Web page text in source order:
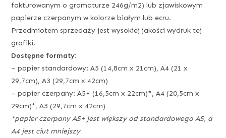
fakturowanym o gramaturze 246g/m2) lub zjawiskowym
papierze czerpanym w kolorze białym lub ecru.
Przedmiotem sprzedaży jest wysokiej jakości wydruk tej
grafiki.
Dostępne formaty:
– papier standardowy: A5 (14,8cm x 21cm), A4 (21 x
29,7cm), A3 (29,7cm x 42cm)
– papier czerpany: A5+ (16,5cm x 22cm)*, A4 (20,5cm x
29cm)*, A3 (29,7cm x 42cm)
*papier czerpany A5+ jest większy od standardowego A5, a
A4 jest ciut mniejszy